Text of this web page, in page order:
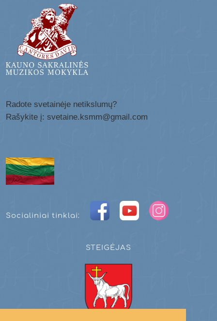
Radote svetainėje netikslumų?
Rašykite į: svetaine.ksmm@gmail.com
Socialiniai tinklai:
STEIGĖJAS